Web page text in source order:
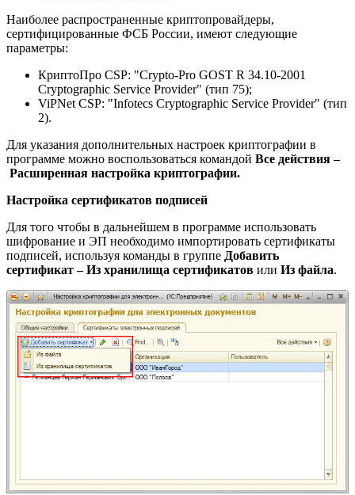
Наиболее распространенные криптопровайдеры,
сертифицированные ФСБ России, имеют следующие
параметры:
КриптоПро CSP: "Crypto-Pro GOST R 34.10-2001
Cryptographic Service Provider" (тип 75);
ViPNet CSP: "Infotecs Cryptographic Service Provider" (тип
2).
Для указания дополнительных настроек криптографии в
программе можно воспользоваться командой Все действия –
Расширенная настройка криптографии.
Настройка сертификатов подписей
Для того чтобы в дальнейшем в программе использовать
шифрование и ЭП необходимо импортировать сертификаты
подписей, используя команды в группе Добавить
сертификат – Из хранилища сертификатов или Из файла.